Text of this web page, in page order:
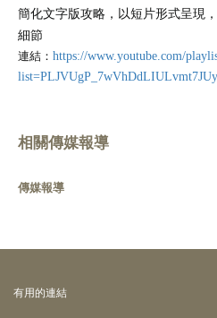
簡化文字版攻略，以短片形式呈現
細節
連結： https://www.youtube.com/
相關傳媒報導
傳媒報導
有⽤的連結